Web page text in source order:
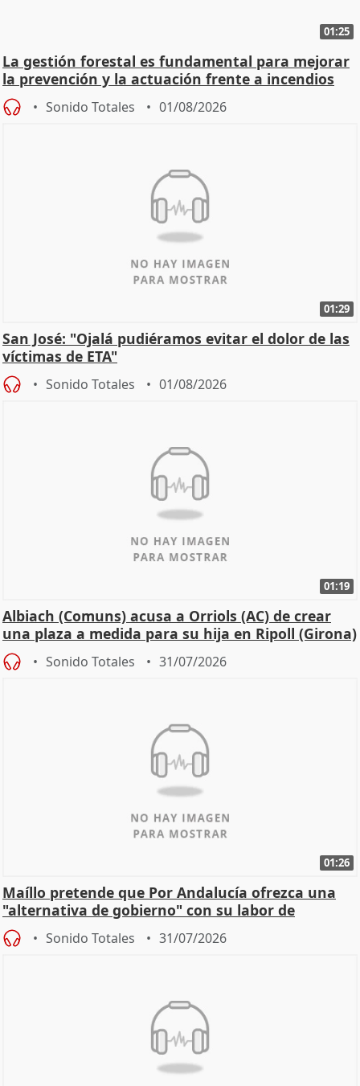
01:25
La gestión forestal es fundamental para mejorar
la prevención y la actuación frente a incendios
Sonido Totales 01/08/2026
01:29
San José: "Ojalá pudiéramos evitar el dolor de las
víctimas de ETA"
Sonido Totales 01/08/2026
01:19
Albiach (Comuns) acusa a Orriols (AC) de crear
una plaza a medida para su hija en Ripoll (Girona)
Sonido Totales 31/07/2026
01:26
Maíllo pretende que Por Andalucía ofrezca una
"alternativa de gobierno" con su labor de
oposición
Sonido Totales 31/07/2026